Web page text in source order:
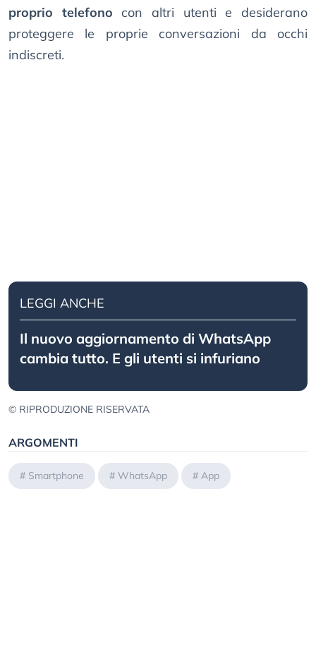
proprio telefono con altri utenti e desiderano
proteggere le proprie conversazioni da occhi
indiscreti.
LEGGI ANCHE
Il nuovo aggiornamento di WhatsApp
cambia tutto. E gli utenti si infuriano
© RIPRODUZIONE RISERVATA
ARGOMENTI
# Smartphone # WhatsApp # App